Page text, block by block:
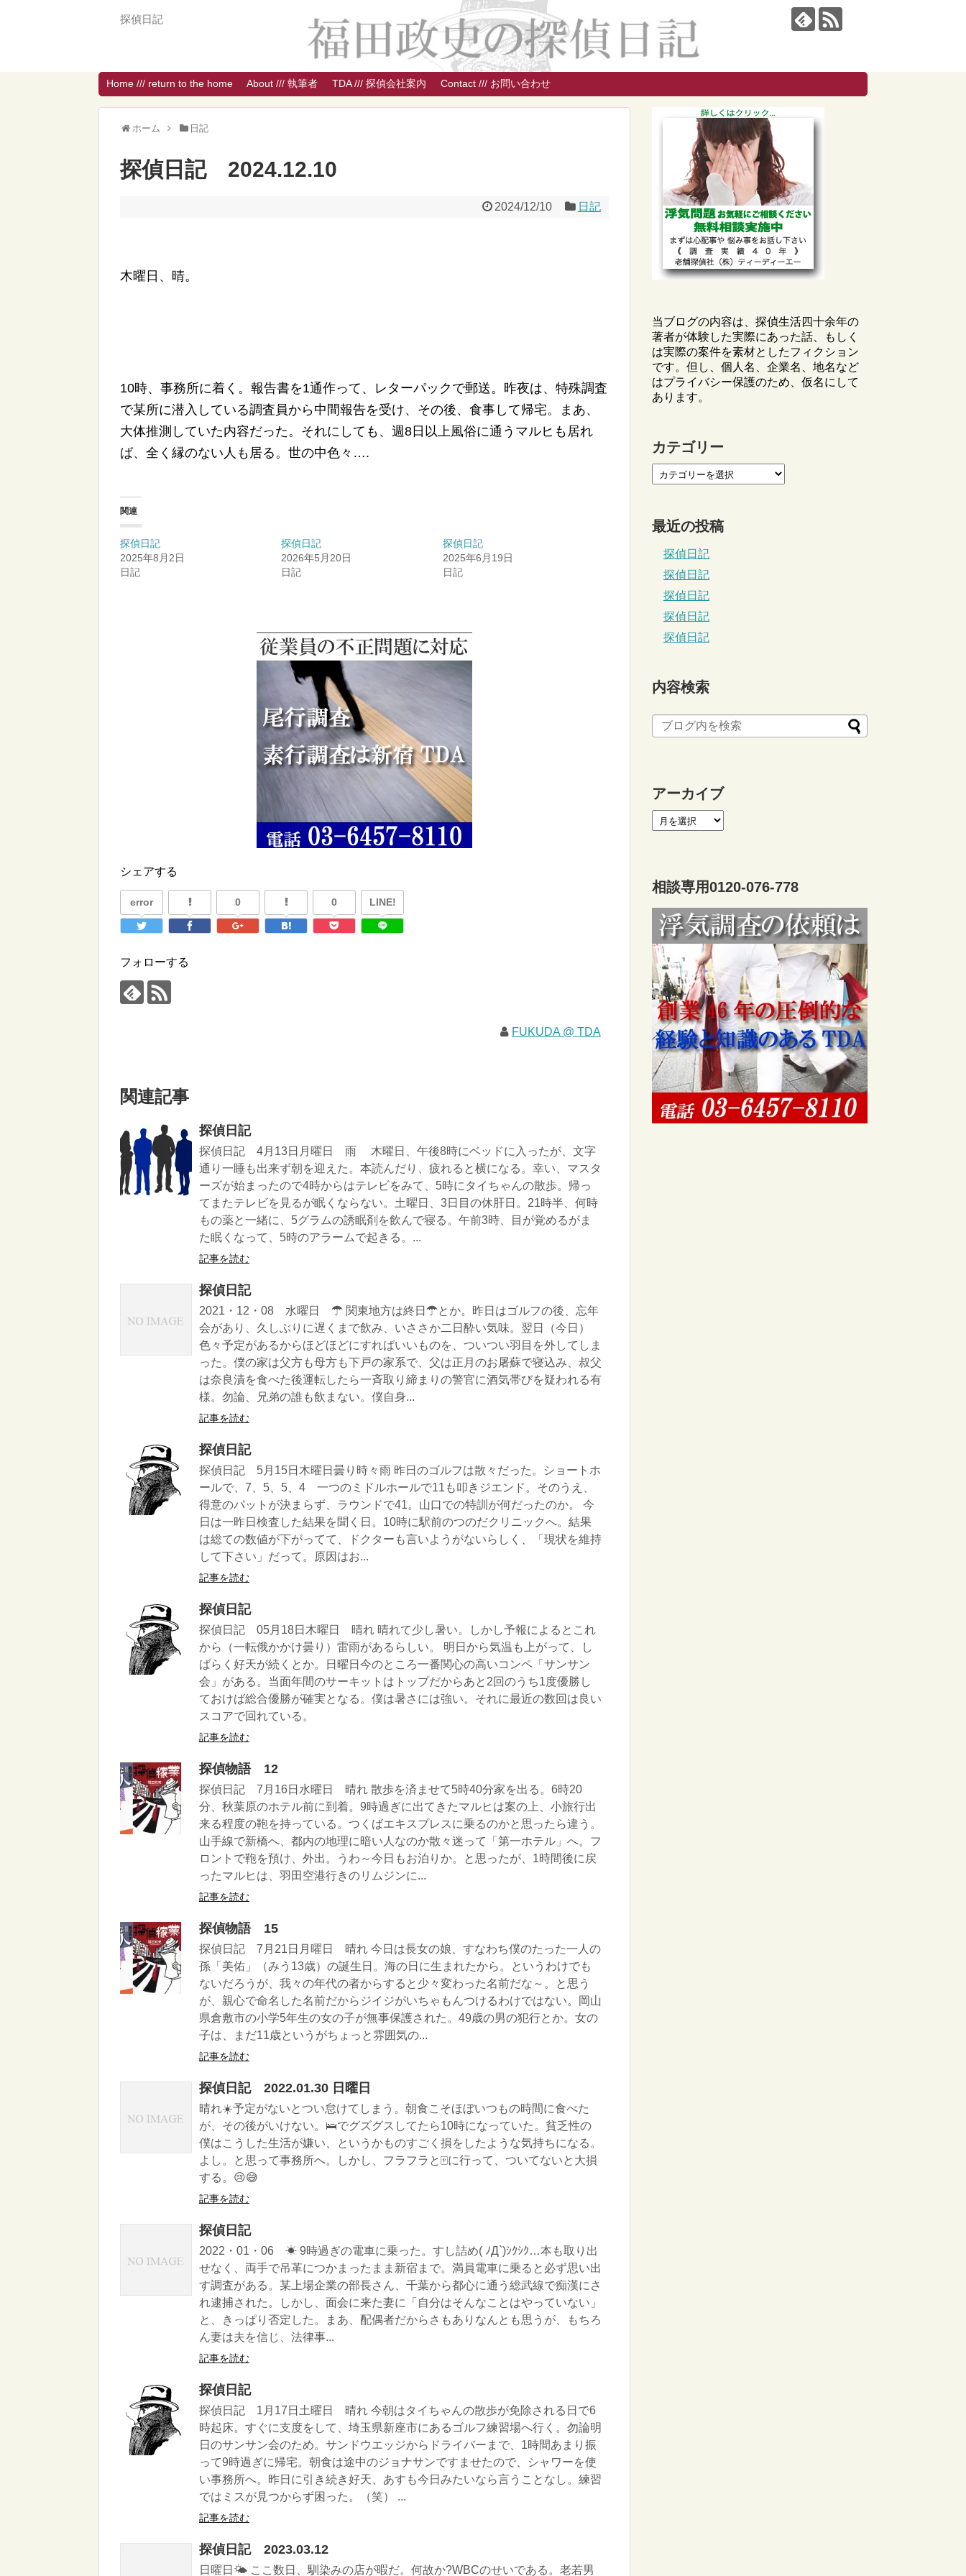
探偵日記
Home /// return to the home About /// 執筆者 TDA /// 探偵会社案内 Contact /// お問い合わせ
ホーム 日記
探偵日記 2024.12.10
2024/12/10 日記
木曜日、晴。
10時、事務所に着く。報告書を1通作って、レターパックで郵送。昨夜は、特殊調査
で某所に潜入している調査員から中間報告を受け、その後、食事して帰宅。まあ、
大体推測していた内容だった。それにしても、週8日以上風俗に通うマルヒも居れ
ば、全く縁のない人も居る。世の中色々….
関連
探偵日記
2025年8月2日
日記
探偵日記
2026年5月20日
日記
探偵日記
2025年6月19日
日記
シェアする
error 0 0 LINE!
フォローする
FUKUDA @ TDA
関連記事
探偵日記
探偵日記 4月13日月曜日 雨 木曜日、午後8時にベッドに入ったが、文字
通り一睡も出来ず朝を迎えた。本読んだり、疲れると横になる。幸い、マスタ
ーズが始まったので4時からはテレビをみて、5時にタイちゃんの散歩。帰っ
てまたテレビを見るが眠くならない。土曜日、3日目の休肝日。21時半、何時
もの薬と一緒に、5グラムの誘眠剤を飲んで寝る。午前3時、目が覚めるがま
た眠くなって、5時のアラームで起きる。...
記事を読む
探偵日記
2021・12・08 水曜日 ☂ 関東地方は終日☂とか。昨日はゴルフの後、忘年
会があり、久しぶりに遅くまで飲み、いささか二日酔い気味。翌日（今日）
色々予定があるからほどほどにすればいいものを、ついつい羽目を外してしま
った。僕の家は父方も母方も下戸の家系で、父は正月のお屠蘇で寝込み、叔父
は奈良漬を食べた後運転したら一斉取り締まりの警官に酒気帯びを疑われる有
様。勿論、兄弟の誰も飲まない。僕自身...
記事を読む
探偵日記
探偵日記 5月15日木曜日曇り時々雨 昨日のゴルフは散々だった。ショートホ
ールで、7、5、5、4 一つのミドルホールで11も叩きジエンド。そのうえ、
得意のパットが決まらず、ラウンドで41。山口での特訓が何だったのか。 今
日は一昨日検査した結果を聞く日。10時に駅前のつのだクリニックへ。結果
は総ての数値が下がってて、ドクターも言いようがないらしく、「現状を維持
して下さい」だって。原因はお...
記事を読む
探偵日記
探偵日記 05月18日木曜日 晴れ 晴れて少し暑い。しかし予報によるとこれ
から（一転俄かかけ曇り）雷雨があるらしい。 明日から気温も上がって、し
ばらく好天が続くとか。日曜日今のところ一番関心の高いコンペ「サンサン
会」がある。当面年間のサーキットはトップだからあと2回のうち1度優勝し
ておけば総合優勝が確実となる。僕は暑さには強い。それに最近の数回は良い
スコアで回れている。
記事を読む
探偵物語 12
探偵日記 7月16日水曜日 晴れ 散歩を済ませて5時40分家を出る。6時20
分、秋葉原のホテル前に到着。9時過ぎに出てきたマルヒは案の上、小旅行出
来る程度の鞄を持っている。つくばエキスプレスに乗るのかと思ったら違う。
山手線で新橋へ、都内の地理に暗い人なのか散々迷って「第一ホテル」へ。フ
ロントで鞄を預け、外出。うわ～今日もお泊りか。と思ったが、1時間後に戻
ったマルヒは、羽田空港行きのリムジンに...
記事を読む
探偵物語 15
探偵日記 7月21日月曜日 晴れ 今日は長女の娘、すなわち僕のたった一人の
孫「美佑」（みう13歳）の誕生日。海の日に生まれたから。というわけでも
ないだろうが、我々の年代の者からすると少々変わった名前だな～。と思う
が、親心で命名した名前だからジイジがいちゃもんつけるわけではない。岡山
県倉敷市の小学5年生の女の子が無事保護された。49歳の男の犯行とか。女の
子は、まだ11歳というがちょっと雰囲気の...
記事を読む
探偵日記 2022.01.30 日曜日
晴れ☀️予定がないとつい怠けてしまう。朝食こそほぼいつもの時間に食べた
が、その後がいけない。🛌でグズグスしてたら10時になっていた。貧乏性の
僕はこうした生活が嫌い、というかものすごく損をしたような気持ちになる。
よし。と思って事務所へ。しかし、フラフラと🀄️に行って、ついてないと大損
する。😢😅
記事を読む
探偵日記
2022・01・06 ☀ 9時過ぎの電車に乗った。すし詰め( ﾉД`)ｼｸｼｸ…本も取り出
せなく、両手で吊革につかまったまま新宿まで。満員電車に乗ると必ず思い出
す調査がある。某上場企業の部長さん、千葉から都心に通う総武線で痴漢にさ
れ逮捕された。しかし、面会に来た妻に「自分はそんなことはやっていない」
と、きっぱり否定した。まあ、配偶者だからさもありなんとも思うが、もちろ
ん妻は夫を信じ、法律事...
記事を読む
探偵日記
探偵日記 1月17日土曜日 晴れ 今朝はタイちゃんの散歩が免除される日で6
時起床。すぐに支度をして、埼玉県新座市にあるゴルフ練習場へ行く。勿論明
日のサンサン会のため。サンドウエッジからドライバーまで、1時間あまり振
って9時過ぎに帰宅。朝食は途中のジョナサンですませたので、シャワーを使
い事務所へ。昨日に引き続き好天、あすも今日みたいなら言うことなし。練習
ではミスが見つからず困った。（笑） ...
記事を読む
探偵日記 2023.03.12
日曜日🌤 ここ数日、馴染みの店が暇だ。何故か?WBCのせいである。老若男
当ブログの内容は、探偵生活四十余年の
著者が体験した実際にあった話、もしく
は実際の案件を素材としたフィクション
です。但し、個人名、企業名、地名など
はプライバシー保護のため、仮名にして
あります。
カテゴリー
最近の投稿
探偵日記
探偵日記
探偵日記
探偵日記
探偵日記
内容検索
アーカイブ
相談専用0120-076-778